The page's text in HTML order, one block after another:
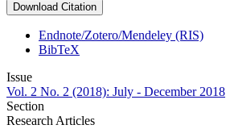
Download Citation
Endnote/Zotero/Mendeley (RIS)
BibTeX
Issue
Vol. 2 No. 2 (2018): July - December 2018
Section
Research Articles